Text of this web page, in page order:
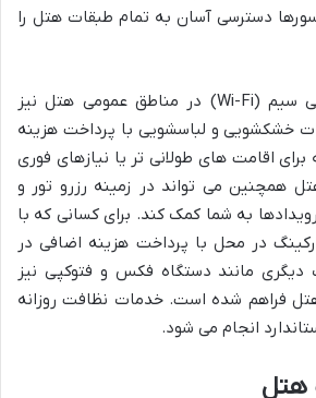
دسترسی آسان به تمام طبقات هتل را
دسترسی به اینترنت بی سیم (Wi-Fi) در مناطق عمومی هتل نیز
خشکشویی و لباسشویی با پرداخت هزینه
اقامت های طولانی تر یا نیازهای فوری
همچنین می تواند در زمینه رزرو تور و
به شما کمک کند. برای کسانی که با
در محل با پرداخت هزینه اضافی در
مانند دستگاه فکس و فتوکپی نیز
هتل فراهم شده است. خدمات نظافت روزانه
انجام می شود.
هتل